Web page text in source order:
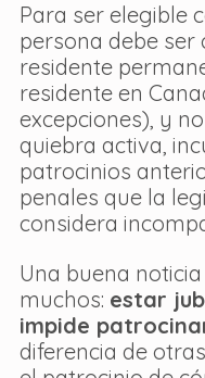
Para ser elegible
persona debe ser
residente
residente en
excepciones), y
quiebra activa,
patrocinios
penales que la
considera
Una buena
muchos: estar
impide
diferencia de